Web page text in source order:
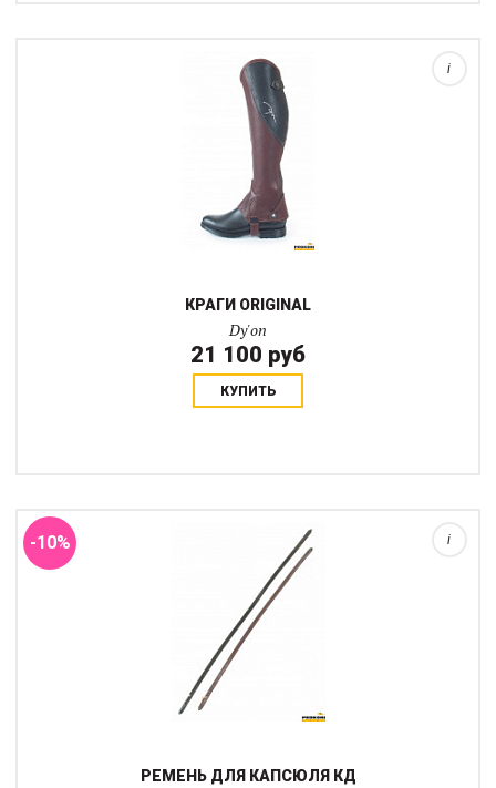
КРАГИ ORIGINAL
Dy'on
21 100 руб
КУПИТЬ
i
-10%
РЕМЕНЬ ДЛЯ КАПСЮЛЯ КД
i